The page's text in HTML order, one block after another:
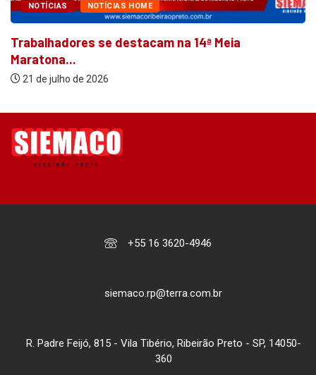
NOTÍCIAS NOTÍCIAS HOME
Trabalhadores se destacam na 14ª Meia
Maratona...
21 de julho de 2026
+55 16 3620-4946
siemaco.rp@terra.com.br
R. Padre Feijó, 815 - Vila Tibério, Ribeirão Preto - SP, 14050-
360